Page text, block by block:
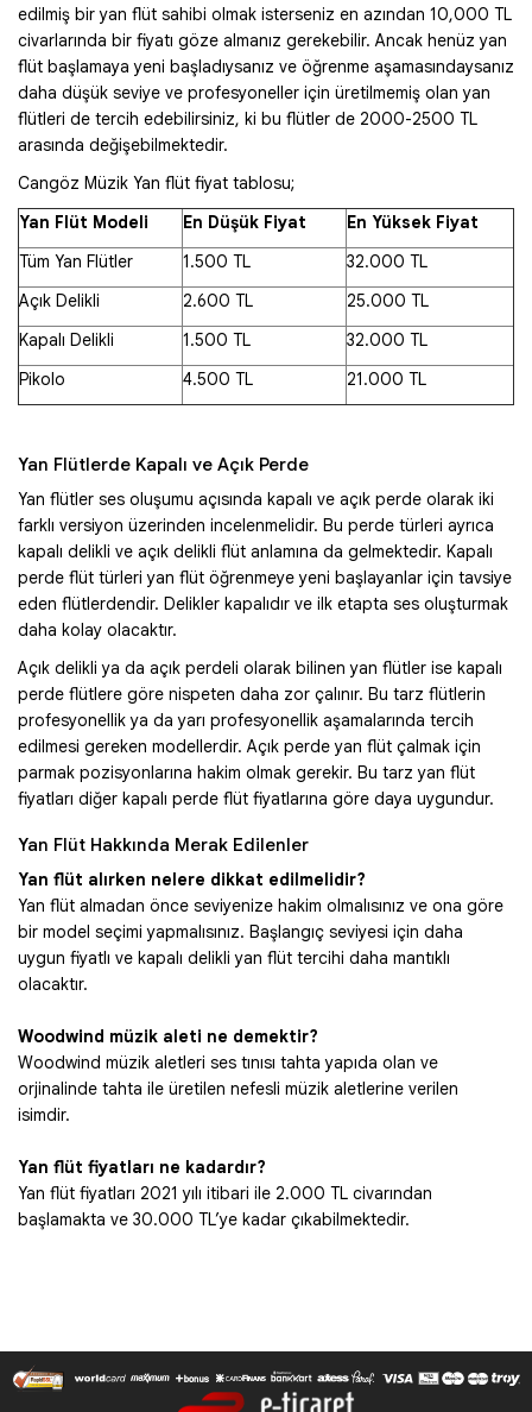
edilmiş bir yan flüt sahibi olmak isterseniz en azından 10,000 TL
civarlarında bir fiyatı göze almanız gerekebilir. Ancak henüz yan
flüt başlamaya yeni başladıysanız ve öğrenme aşamasındaysanız
daha düşük seviye ve profesyoneller için üretilmemiş olan yan
flütleri de tercih edebilirsiniz, ki bu flütler de 2000-2500 TL
arasında değişebilmektedir.
Cangöz Müzik Yan flüt fiyat tablosu;
Yan Flüt Modeli
En Düşük Fiyat
En Yüksek Fiyat
Tüm Yan Flütler
1.500 TL
32.000 TL
Açık Delikli
2.600 TL
25.000 TL
Kapalı Delikli
1.500 TL
32.000 TL
Pikolo
4.500 TL 21.000 TL
Yan Flütlerde Kapalı ve Açık Perde
Yan flütler ses oluşumu açısında kapalı ve açık perde olarak iki
farklı versiyon üzerinden incelenmelidir. Bu perde türleri ayrıca
kapalı delikli ve açık delikli flüt anlamına da gelmektedir. Kapalı
perde flüt türleri yan flüt öğrenmeye yeni başlayanlar için tavsiye
eden flütlerdendir. Delikler kapalıdır ve ilk etapta ses oluşturmak
daha kolay olacaktır.
Açık delikli ya da açık perdeli olarak bilinen yan flütler ise kapalı
perde flütlere göre nispeten daha zor çalınır. Bu tarz flütlerin
profesyonellik ya da yarı profesyonellik aşamalarında tercih
edilmesi gereken modellerdir. Açık perde yan flüt çalmak için
parmak pozisyonlarına hakim olmak gerekir. Bu tarz yan flüt
fiyatları diğer kapalı perde flüt fiyatlarına göre daya uygundur.
Yan Flüt Hakkında Merak Edilenler
Yan flüt alırken nelere dikkat edilmelidir?
Yan flüt almadan önce seviyenize hakim olmalısınız ve ona göre
bir model seçimi yapmalısınız. Başlangıç seviyesi için daha
uygun fiyatlı ve kapalı delikli yan flüt tercihi daha mantıklı
olacaktır.
Woodwind müzik aleti ne demektir?
Woodwind müzik aletleri ses tınısı tahta yapıda olan ve
orjinalinde tahta ile üretilen nefesli müzik aletlerine verilen
isimdir.
Yan flüt fiyatları ne kadardır?
Yan flüt fiyatları 2021 yılı itibari ile 2.000 TL civarından
başlamakta ve 30.000 TL’ye kadar çıkabilmektedir.